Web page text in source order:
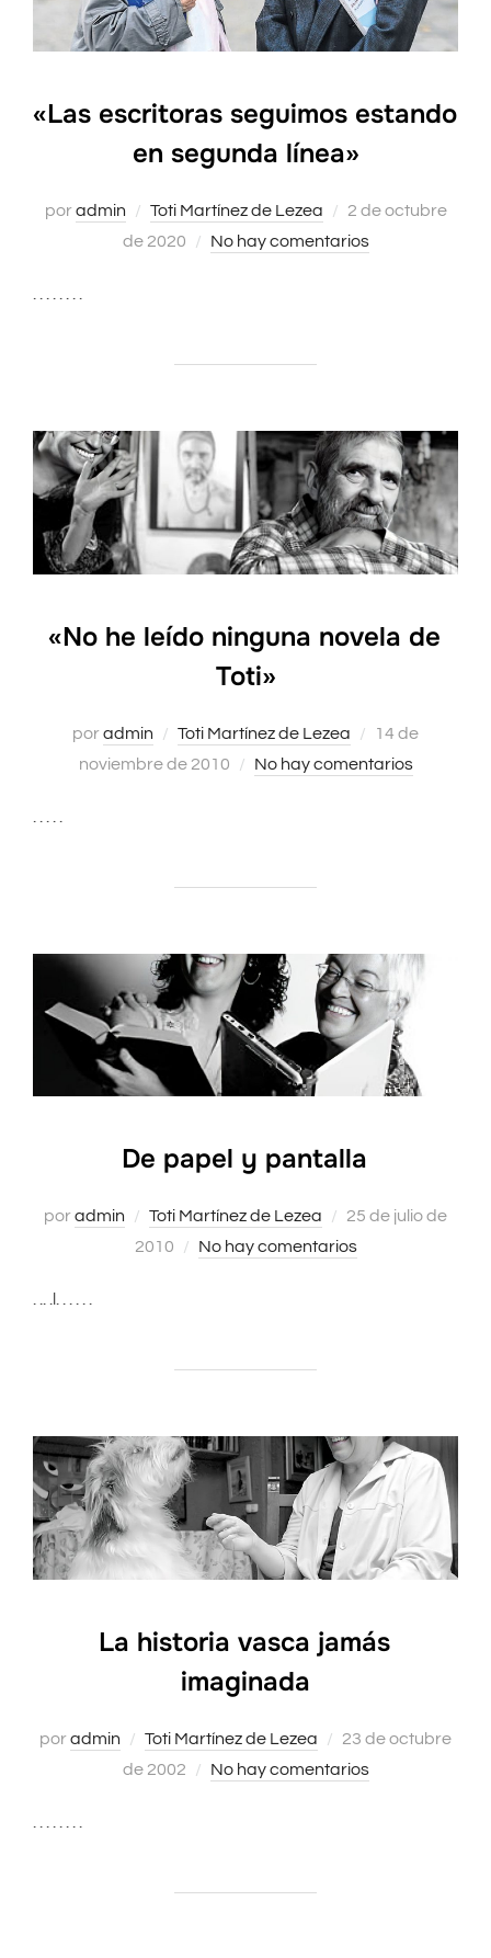
«Las escritoras seguimos estando
en segunda línea»
poradmin Toti Martínez de Lezea
Publicado
el
2 de octubre
de 2020
No hay comentarios
«No he leído ninguna novela de
Toti»
poradmin Toti Martínez de Lezea
Publicado
el
14 de
noviembre de 2010
No hay comentarios
De papel y pantalla
poradmin Toti Martínez de Lezea
Publicado
el
25 de julio de
2010
No hay comentarios
. .. .l. . . . . .
La historia vasca jamás
imaginada
poradmin Toti Martínez de Lezea
Publicado
el
23 de octubre
de 2002
No hay comentarios